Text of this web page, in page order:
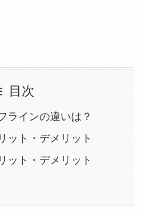
目次
ラインの違いは？
ット・デメリット
ット・デメリット